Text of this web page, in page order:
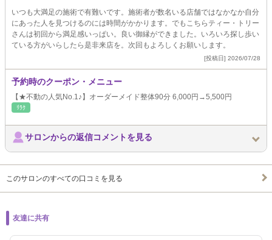
いつも大満足の施術で有難いです。施術者が数名いる店舗ではなかなか自分
にあった人を見つけるのには時間がかかります。でもこちらティー・トリー
さんは初回から満足感いっぱい。良い御縁ができました。いろいろ探し歩い
ている方がいらしたら是非来店を。次回もよろしくお願いします。
[投稿日] 2026/07/28
予約時のクーポン・メニュー
【★不動の人気No.1♪】オーダーメイド整体90分 6,000円→5,500円
ﾘﾗｸ
サロンからの返信コメントを見る
このサロンのすべての口コミを見る
友達に共有